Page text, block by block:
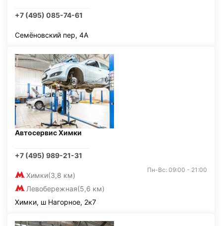
+7 (495) 085-74-61
Семёновский пер, 4А
Автосервис Химки
+7 (495) 989-21-31
Химки(3,8 км)
Левобережная(5,6 км)
Пн-Вс: 09:00 - 21:00
Химки, ш Нагорное, 2к7